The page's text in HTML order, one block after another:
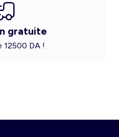
gratuite
12500 DA !